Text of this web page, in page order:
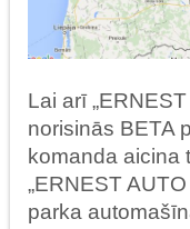
Lai arī
norisinās BETA
komanda aicina
„ERNEST
parka